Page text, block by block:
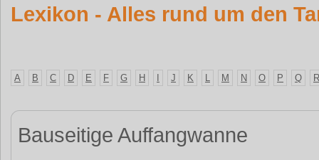
Lexikon - Alles rund um den
A B C D E F G H J K L M N O P Q R
Bauseitige Auffangwanne